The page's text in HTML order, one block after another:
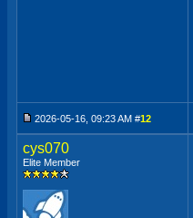
2026-05-16, 09:23 AM #12
cys070
Elite Member